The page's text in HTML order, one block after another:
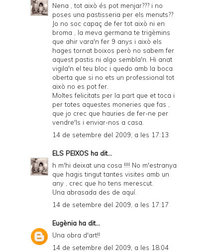
Nena , tot això és pot menjar??? i no
poses una pastisseria per els menuts??
Jo no soc capaç de fer tot això ni en
broma , la meva germana te trigèmins
que ahir vara'n fer 9 anys i això els
hages tornat boixos però no sabem fer
aquest pastis ni algo sembla'n. Hi anat
vigila'n el teu bloc i quedo amb la boca
oberta que si no ets un professional tot
això no es pot fer.
Moltes felicitats per la part que et toca i
per totes aquestes moneries que fas ,
que jo crec que hauries de fer-ne per
vendre'ls i enviar-nos a casa.
14 de setembre del 2009, a les 17:13
ELS PEIXOS ha dit...
h m'hi deixat una cosa !!!! No m'estranya
que hagis tingut tantes visites amb un
any , crec que ho tens merescut.
Una abrasada des de aquí.
14 de setembre del 2009, a les 17:17
Eugènia ha dit...
Una obra d'art!!
14 de setembre del 2009, a les 18:04